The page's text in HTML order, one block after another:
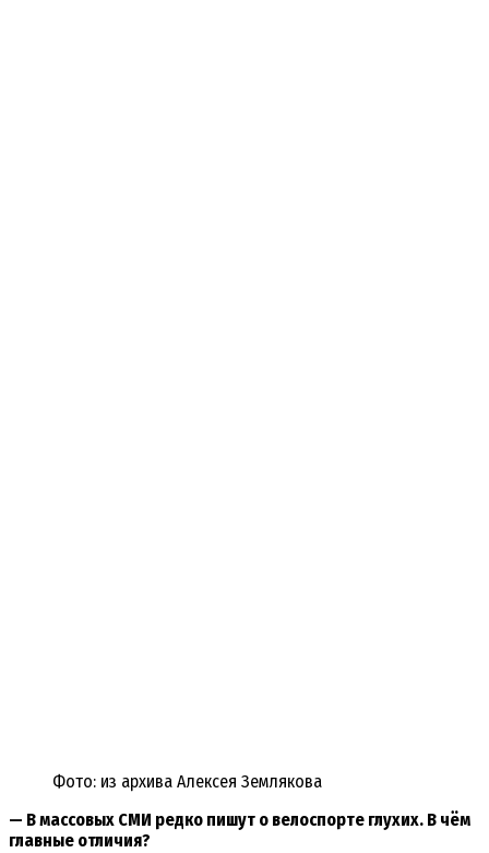
Фото: из архива Алексея Землякова
— В массовых СМИ редко пишут о велоспорте глухих. В чём
главные отличия?